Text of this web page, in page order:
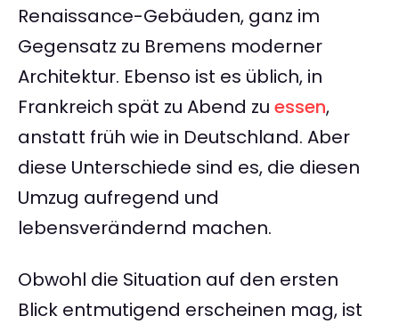
Renaissance-Gebäuden, ganz im
Gegensatz zu Bremens moderner
Architektur. Ebenso ist es üblich, in
Frankreich spät zu Abend zu essen,
anstatt früh wie in Deutschland. Aber
diese Unterschiede sind es, die diesen
Umzug aufregend und
lebensverändernd machen.
Obwohl die Situation auf den ersten
Blick entmutigend erscheinen mag, ist